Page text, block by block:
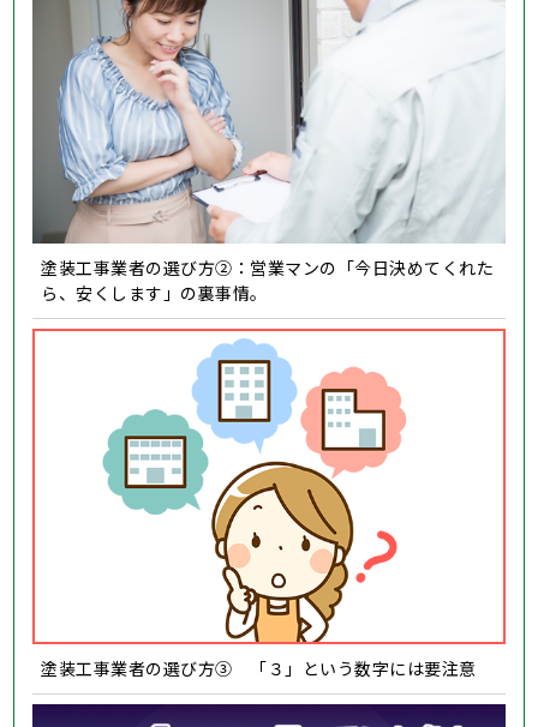
塗装工事業者の選び方②：営業マンの「今日決めてくれた
ら、安くします」の裏事情。
塗装工事業者の選び方③ 「３」という数字には要注意